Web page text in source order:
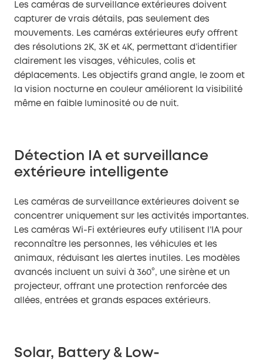
Les caméras de surveillance extérieures doivent
capturer de vrais détails, pas seulement des
mouvements. Les caméras extérieures eufy offrent
des résolutions 2K, 3K et 4K, permettant d’identifier
clairement les visages, véhicules, colis et
déplacements. Les objectifs grand angle, le zoom et
la vision nocturne en couleur améliorent la visibilité
même en faible luminosité ou de nuit.
Détection IA et surveillance
extérieure intelligente
Les caméras de surveillance extérieures doivent se
concentrer uniquement sur les activités importantes.
Les caméras Wi-Fi extérieures eufy utilisent l’IA pour
reconnaître les personnes, les véhicules et les
animaux, réduisant les alertes inutiles. Les modèles
avancés incluent un suivi à 360°, une sirène et un
projecteur, offrant une protection renforcée des
allées, entrées et grands espaces extérieurs.
Solar, Battery & Low-